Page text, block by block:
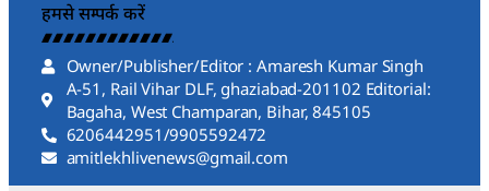
हमसे सम्पर्क करें
Owner/Publisher/Editor : Amaresh Kumar Singh
A-51, Rail Vihar DLF, ghaziabad-201102 Editorial:
Bagaha, West Champaran, Bihar, 845105
6206442951/9905592472
amitlekhlivenews@gmail.com